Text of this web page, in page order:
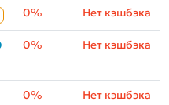
0% Нет кэшбэка
0% Нет кэшбэка
0% Нет кэшбэка